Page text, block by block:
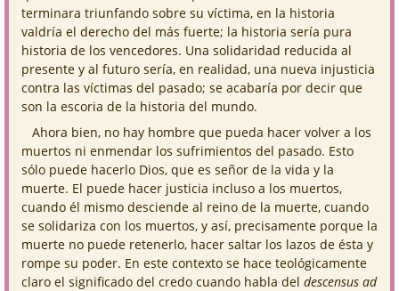
terminara triunfando sobre su víctima, en la historia
valdría el derecho del más fuerte; la historia sería pura
historia de los vencedores. Una solidaridad reducida al
presente y al futuro sería, en realidad, una nueva injusticia
contra las víctimas del pasado; se acabaría por decir que
son la escoria de la historia del mundo.
Ahora bien, no hay hombre que pueda hacer volver a los
muertos ni enmendar los sufrimientos del pasado. Esto
sólo puede hacerlo Dios, que es señor de la vida y la
muerte. El puede hacer justicia incluso a los muertos,
cuando él mismo desciende al reino de la muerte, cuando
se solidariza con los muertos, y así, precisamente porque la
muerte no puede retenerlo, hacer saltar los lazos de ésta y
rompe su poder. En este contexto se hace teológicamente
claro el significado del credo cuando habla del descensus ad